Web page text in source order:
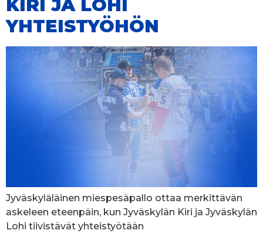
KIRI JA LOHI
YHTEISTYÖHÖN
Jyväskyläläinen miespesäpallo ottaa merkittävän
askeleen eteenpäin, kun Jyväskylän Kiri ja Jyväskylän
Lohi tiivistävät yhteistyötään